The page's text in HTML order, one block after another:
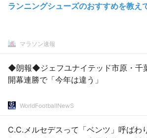
ランニングシューズのおすすめを教え
マラソン速報
◆朗報◆ジェフユナイテッド市原・千
開幕連勝で「今年は違う」
WorldFootballNewS
C.C.メルセデスって「ベンツ」呼ばわ